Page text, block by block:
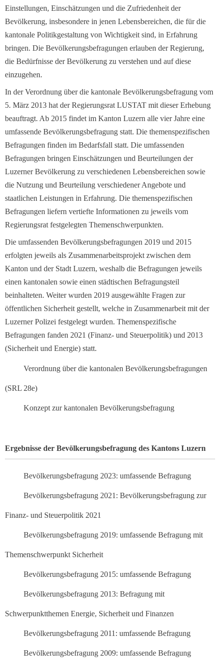
Einstellungen, Einschätzungen und die Zufriedenheit der
Bevölkerung, insbesondere in jenen Lebensbereichen, die für die
kantonale Politikgestaltung von Wichtigkeit sind, in Erfahrung
bringen. Die Bevölkerungsbefragungen erlauben der Regierung,
die Bedürfnisse der Bevölkerung zu verstehen und auf diese
einzugehen.
In der Verordnung über die kantonale Bevölkerungsbefragung vom
5. März 2013 hat der Regierungsrat LUSTAT mit dieser Erhebung
beauftragt. Ab 2015 findet im Kanton Luzern alle vier Jahre eine
umfassende Bevölkerungsbefragung statt. Die themenspezifischen
Befragungen finden im Bedarfsfall statt. Die umfassenden
Befragungen bringen Einschätzungen und Beurteilungen der
Luzerner Bevölkerung zu verschiedenen Lebensbereichen sowie
die Nutzung und Beurteilung verschiedener Angebote und
staatlichen Leistungen in Erfahrung. Die themenspezifischen
Befragungen liefern vertiefte Informationen zu jeweils vom
Regierungsrat festgelegten Themenschwerpunkten.
Die umfassenden Bevölkerungsbefragungen 2019 und 2015
erfolgten jeweils als Zusammenarbeitsprojekt zwischen dem
Kanton und der Stadt Luzern, weshalb die Befragungen jeweils
einen kantonalen sowie einen städtischen Befragungsteil
beinhalteten. Weiter wurden 2019 ausgewählte Fragen zur
öffentlichen Sicherheit gestellt, welche in Zusammenarbeit mit der
Luzerner Polizei festgelegt wurden. Themenspezifische
Befragungen fanden 2021 (Finanz- und Steuerpolitik) und 2013
(Sicherheit und Energie) statt.
Verordnung über die kantonalen Bevölkerungsbefragungen
(SRL 28e)
Konzept zur kantonalen Bevölkerungsbefragung
Ergebnisse der Bevölkerungsbefragung des Kantons Luzern
Bevölkerungsbefragung 2023: umfassende Befragung
Bevölkerungsbefragung 2021: Bevölkerungsbefragung zur
Finanz- und Steuerpolitik 2021
Bevölkerungsbefragung 2019: umfassende Befragung mit
Themenschwerpunkt Sicherheit
Bevölkerungsbefragung 2015: umfassende Befragung
Bevölkerungsbefragung 2013: Befragung mit
Schwerpunktthemen Energie, Sicherheit und Finanzen
Bevölkerungsbefragung 2011: umfassende Befragung
Bevölkerungsbefragung 2009: umfassende Befragung